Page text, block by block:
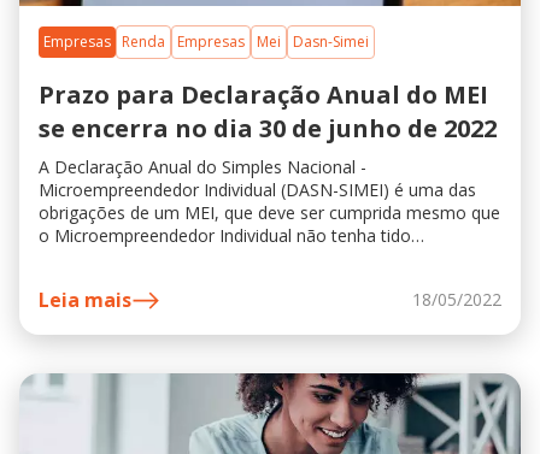
Empresas Renda Empresas Mei Dasn-Simei
Prazo para Declaração Anual do MEI
se encerra no dia 30 de junho de 2022
A Declaração Anual do Simples Nacional -
Microempreendedor Individual (DASN-SIMEI) é uma das
obrigações de um MEI, que deve ser cumprida mesmo que
o Microempreendedor Individual não tenha tido
Leia mais 18/05/2022